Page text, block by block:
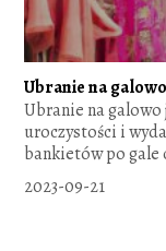
Ubranie na
Ubranie na
uroczystości i
bankietów po
2023-09-21